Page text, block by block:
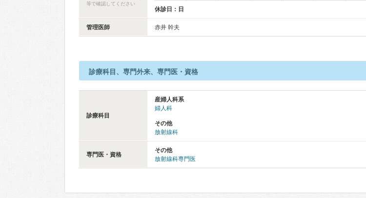
等で確認してください
休診日：日
管理医師 赤井 幹夫
診療科目、専門外来、専門医・資格
診療科目
産婦人科系
婦人科
その他
放射線科
専門医・資格
その他
放射線科専門医